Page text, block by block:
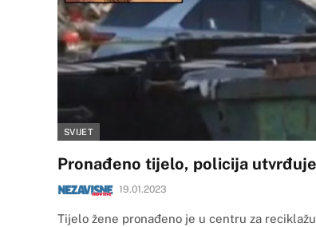
SVIJET
Pronađeno tijelo, policija
19.01.2023
Tijelo žene pronađeno je u centru za